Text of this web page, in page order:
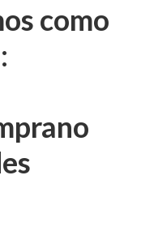
como